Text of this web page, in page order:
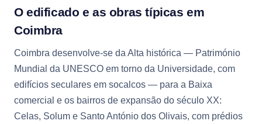
O edificado e as obras típicas em
Coimbra
Coimbra desenvolve-se da Alta histórica — Património
Mundial da UNESCO em torno da Universidade, com
edifícios seculares em socalcos — para a Baixa
comercial e os bairros de expansão do século XX:
Celas, Solum e Santo António dos Olivais, com prédios